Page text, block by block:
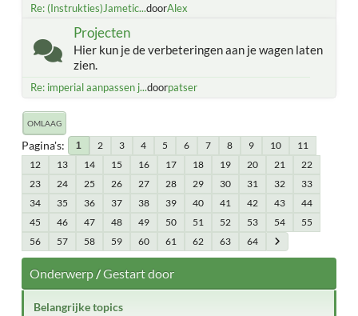
Re: (Instrukties)Jametic...doorAlex
Projecten
Hier kun je de verbeteringen aan je wagen laten
zien.
Re: imperial aanpassen j...doorpatser
OMLAAG
Pagina's 1 2 3 4 5 6 7 8 9 10
11
12
13 14 15 16 17 18 19 20 21
22
23
24 25 26 27 28 29 30 31 32
33
34
35 36 37 38 39 40 41 42 43
44
45
46 47 48 49 50 51 52 53 54
55
56
57 58 59 60 61 62 63 64
Onderwerp/Gestart door
Belangrijke topics